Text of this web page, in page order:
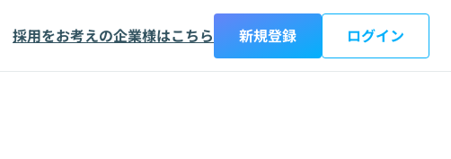
採用をお考えの企業様はこちら 新規登録 ログイン